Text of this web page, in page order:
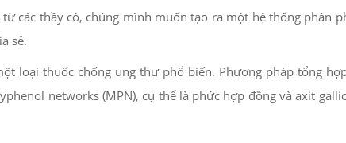
các thầy cô, chúng mình muốn tạo ra một hệ thống phân
sẻ.
loại thuốc chống ung thư phổ biến. Phương pháp tổng
networks (MPN), cụ thể là phức hợp đồng và axit gallic